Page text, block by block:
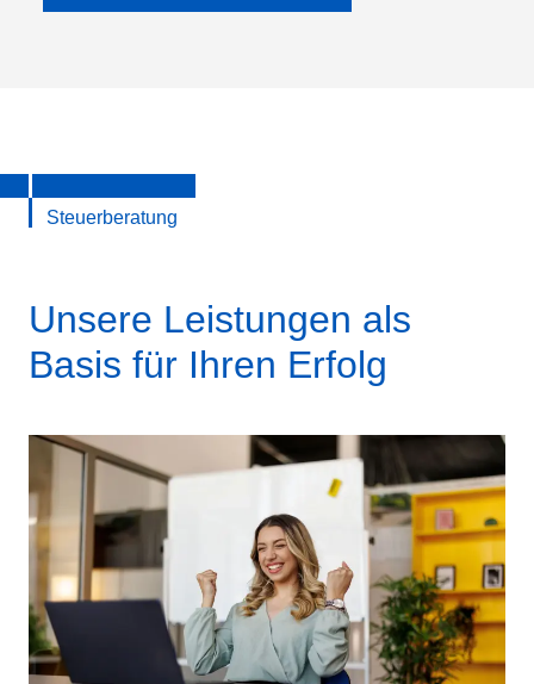
Steuerberatung
Unsere Leistungen als
Basis für Ihren Erfolg